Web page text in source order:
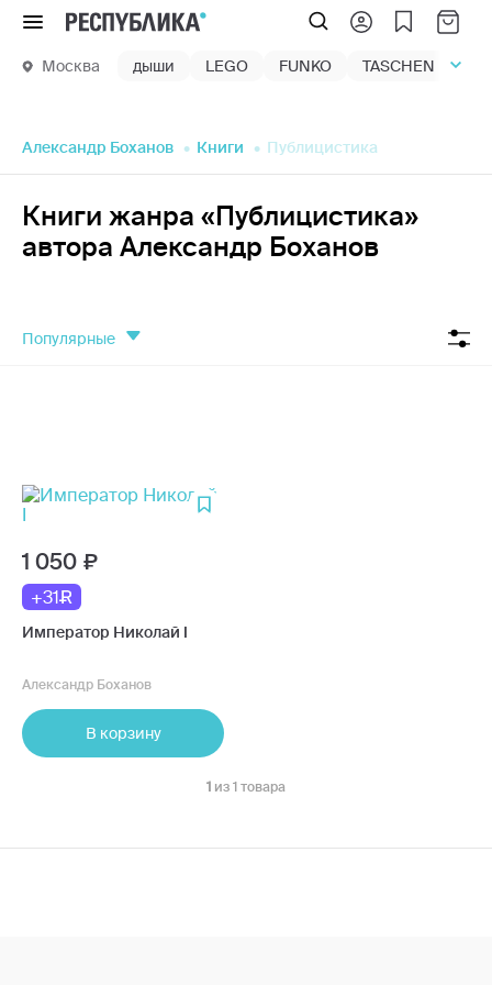
Меню
Москва дыши LEGO FUNKO TASCHEN
Александр Боханов Книги Публицистика
Книги жанра «Публицистика»
автора Александр Боханов
популярные
1 050
+31
Император Николай I
Александр Боханов
В корзину
1 из 1 товара